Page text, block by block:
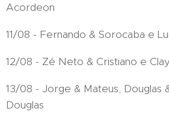
Acordeon
11/08 - Fernando & Sorocaba e
12/08 - Zé Neto & Cristiano e
13/08 - Jorge & Mateus, Douglas
Douglas